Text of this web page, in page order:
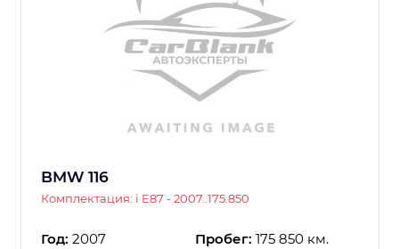
BMW 116
Комплектация: i E87 - 2007..175.850
Год: 2007 Пробег: 175 850 км.